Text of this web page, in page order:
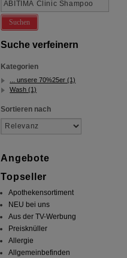
Suchen
Suche verfeinern
Kategorien
... unsere 70%25er (1)
Wash (1)
Sortieren nach
Angebote
Topseller
Apothekensortiment
NEU bei uns
Aus der TV-Werbung
Preisknüller
Allergie
Allgemeinbefinden